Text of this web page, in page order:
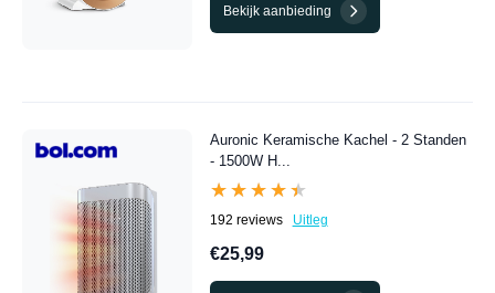
Bekijk aanbieding
Auronic Keramische Kachel - 2 Standen
- 1500W H...
★★★★★
★★★★★
192 reviews Uitleg
€25,99